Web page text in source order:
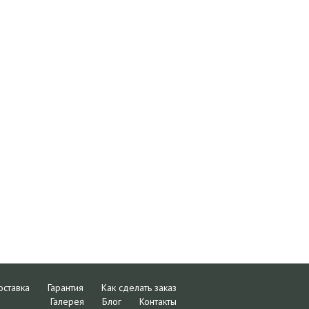
Гарантия
Как сделать заказ
Галерея
Блог Контакты